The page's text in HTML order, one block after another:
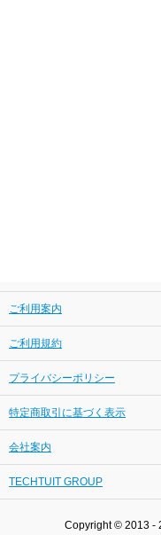
ご利用案内
ご利用規約
プライバシーポリシー
特定商取引に基づく表示
会社案内
TECHTUIT GROUP
Copyright © 2013 -